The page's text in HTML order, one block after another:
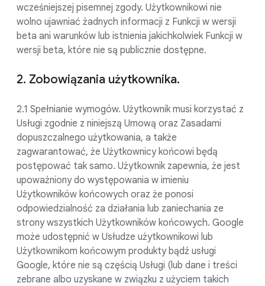
wcześniejszej pisemnej zgody. Użytkownikowi nie
wolno ujawniać żadnych informacji z Funkcji w wersji
beta ani warunków lub istnienia jakichkolwiek Funkcji w
wersji beta, które nie są publicznie dostępne.
2. Zobowiązania użytkownika.
2.1 Spełnianie wymogów. Użytkownik musi korzystać z
Usługi zgodnie z niniejszą Umową oraz Zasadami
dopuszczalnego użytkowania, a także
zagwarantować, że Użytkownicy końcowi będą
postępować tak samo. Użytkownik zapewnia, że jest
upoważniony do występowania w imieniu
Użytkowników końcowych oraz że ponosi
odpowiedzialność za działania lub zaniechania ze
strony wszystkich Użytkowników końcowych. Google
może udostępnić w Usłudze użytkownikowi lub
Użytkownikom końcowym produkty bądź usługi
Google, które nie są częścią Usługi (lub dane i treści
zebrane albo uzyskane w związku z użyciem takich